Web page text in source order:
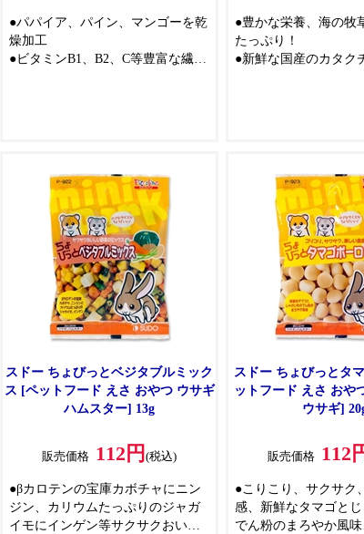
●パパイア、パイン、マンゴーを乾
燥加工
●ビタミンB1、B2、C等豊富な繊維
●豊かな栄養、海の牧
たっぷり！
●新鮮な国産のカタク
スドー ちょびっとベジタブルミック
ス [ペットフード えさ おやつ ウサギ
ハムスター] 13g
販売価格 112円 (税込)
●βカロテンの宝庫カボチャにニン
ジン、カリウムたっぷりのジャガ
イモにインゲン等サクサクおいし
スドー ちょびっとタ
ットフード えさ おや
ウサギ]
販売価格 112
●こりこり、サクサク
感、新鮮なタマゴと
でん粉のまろやか風味